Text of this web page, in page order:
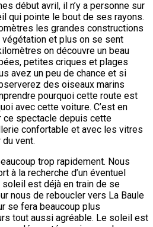
début avril, il n’y a personne sur
qui pointe le bout de ses rayons.
les grandes constructions
et plus on se sent
on découvre un beau
petites criques et plages
avez un peu de chance et si
des oiseaux marins
pourquoi cette route est
avec cette voiture. C’est en
spectacle depuis cette
confortable et avec les vitres
vent.
trop rapidement. Nous
à la recherche d’un éventuel
est déjà en train de se
nous de reboucler vers La Baule
se fera beaucoup plus
tout aussi agréable. Le soleil est